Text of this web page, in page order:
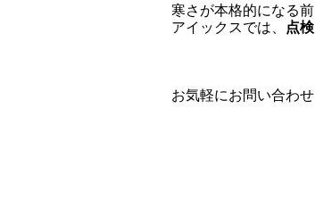
寒さが本格的になる
アイックスでは、 点
お気軽にお問い合わ